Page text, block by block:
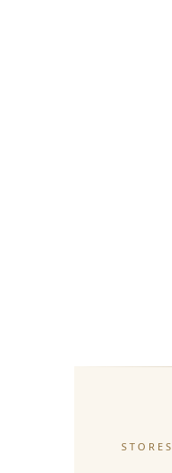
STORES